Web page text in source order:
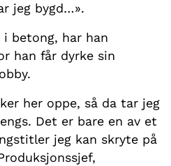
jeg bygd…».
betong, har han
han får dyrke sin
her oppe, så da tar jeg
Det er bare en av et
jeg kan skryte på